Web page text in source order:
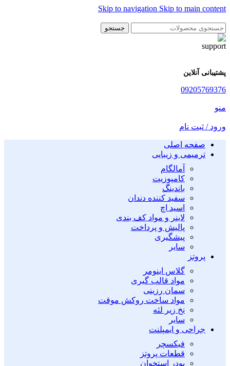
Skip to navigation Skip to main content
جستجو
پشتیبانی آنلاین
09205769376
منو
ورود / ثبت نام
صفحه اصلی
ترمیمی و زیبایی
آمالگام
کامپوزیت
باندینگ
سفید کننده دندان
اسید اچ
لاینر و مواد کف بندی
پالیش و پرداخت
پیشگیری
سایر
پروتز
گلاس اینومر
مواد قالب گیری
سمان رزینی
مواد ساخت روکش موقت
نخ زیر لثه
سایر
جراحی و ایمپلنت
فیکسچر
قطعات پروتز
پودر استخوان